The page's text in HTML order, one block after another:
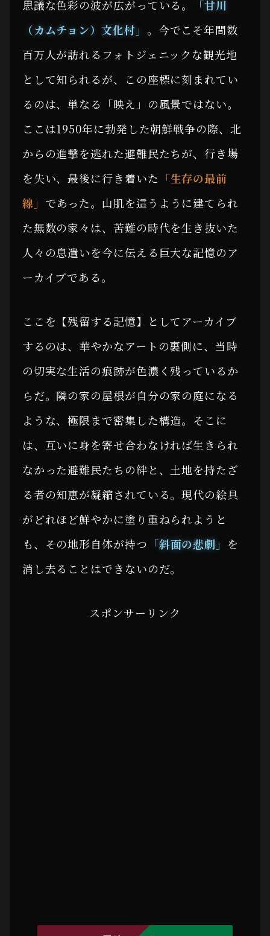
思議な色彩の波が広がっている。
「甘川
（カムチョン）文化村」 。今でこそ年間数
百万人が訪れるフォトジェニックな観光地
として知られるが、この座標に刻まれてい
るのは、単なる「映え」の風景ではない。
ここは1950年に勃発した朝鮮戦争の際、北
からの進撃を逃れた避難民たちが、行き場
を失い、最後に行き着いた 「生存の最前
線」 であった。山肌を這うように建てられ
た無数の家々は、苦難の時代を生き抜いた
人々の息遣いを今に伝える巨大な記憶のア
ーカイブである。
ここを【残留する記憶】としてアーカイブ
するのは、華やかなアートの裏側に、当時
の切実な生活の痕跡が色濃く残っているか
らだ。隣の家の屋根が自分の家の庭になる
ような、極限まで密集した構造。そこに
は、互いに身を寄せ合わなければ生きられ
なかった避難民たちの絆と、土地を持たざ
る者の知恵が凝縮されている。現代の絵具
がどれほど鮮やかに塗り重ねられようと
も、その地形自体が持つ 「斜面の悲劇」 を
消し去ることはできないのだ。
スポンサーリンク